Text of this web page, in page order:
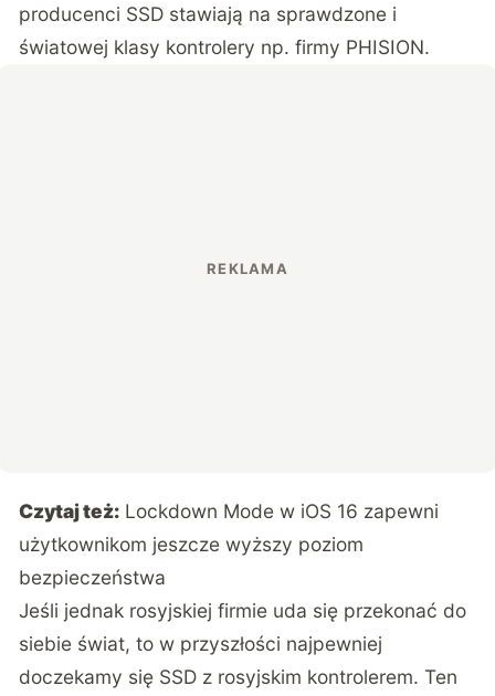
producenci SSD stawiają na sprawdzone i
światowej klasy kontrolery np. firmy PHISION.
Czytaj też: Lockdown Mode w iOS 16 zapewni
użytkownikom jeszcze wyższy poziom
bezpieczeństwa
Jeśli jednak rosyjskiej firmie uda się przekonać do
siebie świat, to w przyszłości najpewniej
doczekamy się SSD z rosyjskim kontrolerem. Ten